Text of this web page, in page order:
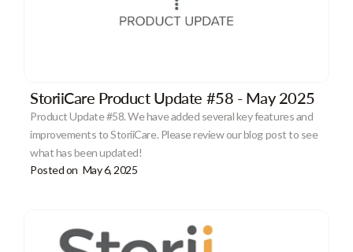
StoriiCare Product Update #58 - May 2025
Product Update #58. We have added several key features and
improvements to StoriiCare. Please review our blog post to see
what has been updated!
Posted on May 6, 2025